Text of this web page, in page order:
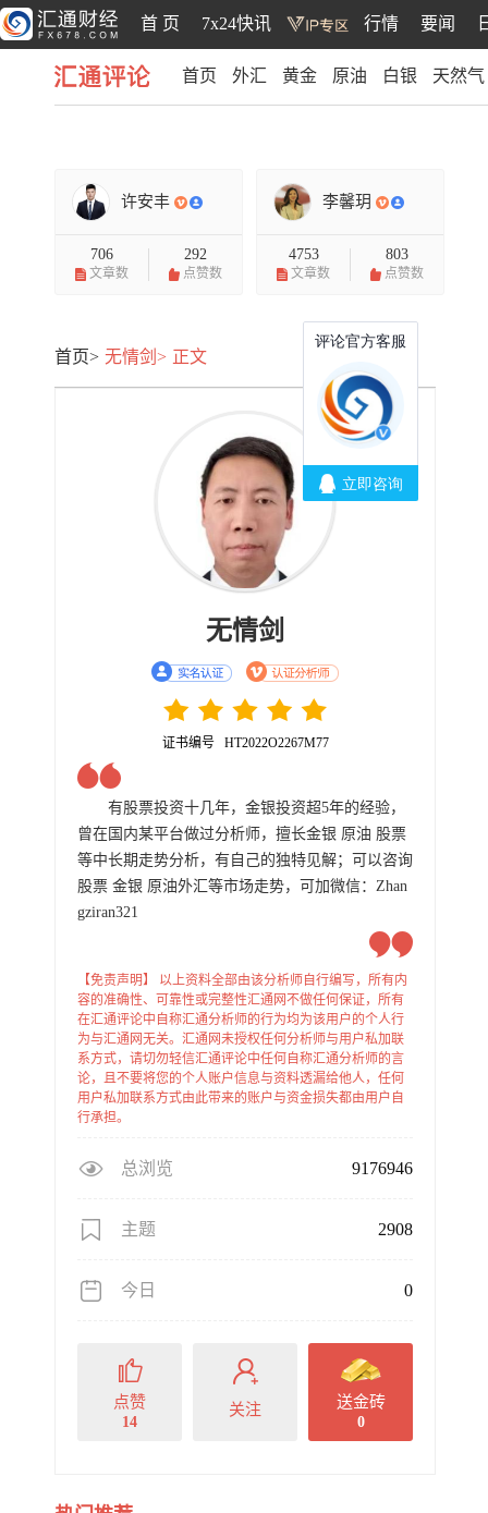
首 页 7x24快讯 行情 要闻
首页 外汇 黄金 原油 白银 天然气
许安丰
706
文章数
292
点赞数
李馨玥
4753
文章数
803
点赞数
首页> 无情剑> 正文
无情剑
证书编号 HT2022O2267M77
有股票投资十几年，金银投资超5年的经验，
曾在国内某平台做过分析师，擅长金银 原油 股票
等中长期走势分析，有自己的独特见解；可以咨询
股票 金银 原油外汇等市场走势，可加微信：Zhan
gziran321
【免责声明】 以上资料全部由该分析师自行编写，所有内
容的准确性、可靠性或完整性汇通网不做任何保证，所有
在汇通评论中自称汇通分析师的行为均为该用户的个人行
为与汇通网无关。汇通网未授权任何分析师与用户私加联
系方式，请切勿轻信汇通评论中任何自称汇通分析师的言
论，且不要将您的个人账户信息与资料透漏给他人，任何
用户私加联系方式由此带来的账户与资金损失都由用户自
行承担。
总浏览 9176946
主题 2908
今日 0
点赞
14
关注 送金砖
0